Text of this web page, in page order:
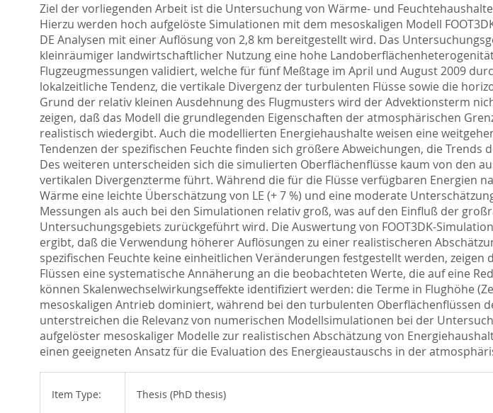
Ziel der vorliegenden Arbeit ist die Untersuchung von Wärme- und
Hierzu werden hoch aufgelöste Simulationen mit dem mesoskaligen Modell
DE Analysen mit einer Auflösung von 2,8 km bereitgestellt wird. Das
kleinräumiger landwirtschaftlicher Nutzung eine hohe
Flugzeugmessungen validiert, welche für fünf Meßtage im April und August 2009
lokalzeitliche Tendenz, die vertikale Divergenz der turbulenten Flüsse sowie die
Grund der relativ kleinen Ausdehnung des Flugmusters wird der Advektionsterm
zeigen, daß das Modell die grundlegenden Eigenschaften der atmosphärischen
realistisch wiedergibt. Auch die modellierten Energiehaushalte weisen eine
Tendenzen der spezifischen Feuchte finden sich größere Abweichungen, die
Des weiteren unterscheiden sich die simulierten Oberflächenflüsse kaum von den
vertikalen Divergenzterme führt. Während die für die Flüsse verfügbaren Energien
Wärme eine leichte Überschätzung von LE (+ 7 %) und eine moderate
Messungen als auch bei den Simulationen relativ groß, was auf den Einfluß der
Untersuchungsgebiets zurückgeführt wird. Die Auswertung von FOOT3DK-
ergibt, daß die Verwendung höherer Auflösungen zu einer realistischeren
spezifischen Feuchte keine einheitlichen Veränderungen festgestellt werden,
Flüssen eine systematische Annäherung an die beobachteten Werte, die auf eine
können Skalenwechselwirkungseffekte identifiziert werden: die Terme in Flughöhe
mesoskaligen Antrieb dominiert, während bei den turbulenten Oberflächenflüssen
unterstreichen die Relevanz von numerischen Modellsimulationen bei der
aufgelöster mesoskaliger Modelle zur realistischen Abschätzung von
einen geeigneten Ansatz für die Evaluation des Energieaustauschs in der
Item Type: Thesis (PhD thesis)